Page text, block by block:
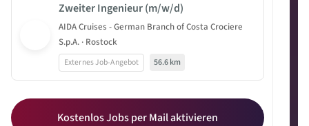
Zweiter Ingenieur (m/w/d)
AIDA Cruises - German Branch of Costa Crociere
S.p.A. · Rostock
Externes Job-Angebot 56.6 km
Kostenlos Jobs per Mail aktivieren